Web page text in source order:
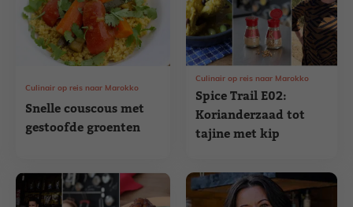
Snelle couscous met
gestoofde groenten
Culinair op reis naar Marokko
Spice Trail E02:
Korianderzaad tot
tajine met kip
Culinair op reis naar Marokko